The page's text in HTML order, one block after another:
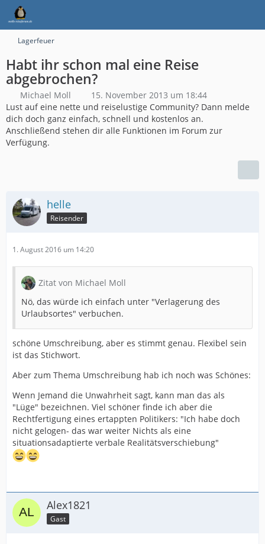
Lagerfeuer
Habt ihr schon mal eine Reise
abgebrochen?
Michael Moll
15. November 2013 um 18:44
Lust auf eine nette und reiselustige Community? Dann melde
dich doch ganz einfach, schnell und kostenlos an.
Anschließend stehen dir alle Funktionen im Forum zur
Verfügung.
helle
Reisender
1. August 2016 um 14:20
Zitat von Michael Moll
Nö, das würde ich einfach unter "Verlagerung des
Urlaubsortes" verbuchen.
schöne Umschreibung, aber es stimmt genau. Flexibel sein
ist das Stichwort.
Aber zum Thema Umschreibung hab ich noch was Schönes:
Wenn Jemand die Unwahrheit sagt, kann man das als
"Lüge" bezeichnen. Viel schöner finde ich aber die
Rechtfertigung eines ertappten Politikers: "Ich habe doch
nicht gelogen- das war weiter Nichts als eine
situationsadaptierte verbale Realitätsverschiebung"
Alex1821
Gast